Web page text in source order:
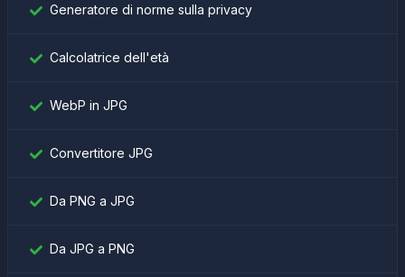
Generatore di norme sulla privacy
Calcolatrice dell'età
WebP in JPG
Convertitore JPG
Da PNG a JPG
Da JPG a PNG